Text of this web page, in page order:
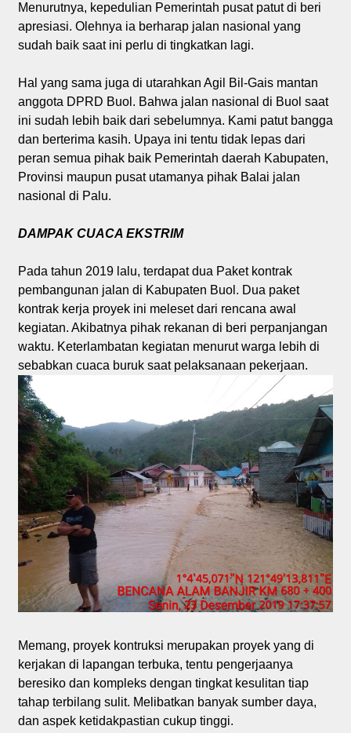
Menurutnya, kepedulian Pemerintah pusat patut di beri
apresiasi. Olehnya ia berharap jalan nasional yang
sudah baik saat ini perlu di tingkatkan lagi.
Hal yang sama juga di utarahkan Agil Bil-Gais mantan
anggota DPRD Buol. Bahwa jalan nasional di Buol saat
ini sudah lebih baik dari sebelumnya. Kami patut bangga
dan berterima kasih. Upaya ini tentu tidak lepas dari
peran semua pihak baik Pemerintah daerah Kabupaten,
Provinsi maupun pusat utamanya pihak Balai jalan
nasional di Palu.
DAMPAK CUACA EKSTRIM
Pada tahun 2019 lalu, terdapat dua Paket kontrak
pembangunan jalan di Kabupaten Buol. Dua paket
kontrak kerja proyek ini meleset dari rencana awal
kegiatan. Akibatnya pihak rekanan di beri perpanjangan
waktu. Keterlambatan kegiatan menurut warga lebih di
sebabkan cuaca buruk saat pelaksanaan pekerjaan.
Memang, proyek kontruksi merupakan proyek yang di
kerjakan di lapangan terbuka, tentu pengerjaanya
beresiko dan kompleks dengan tingkat kesulitan tiap
tahap terbilang sulit. Melibatkan banyak sumber daya,
dan aspek ketidakpastian cukup tinggi.